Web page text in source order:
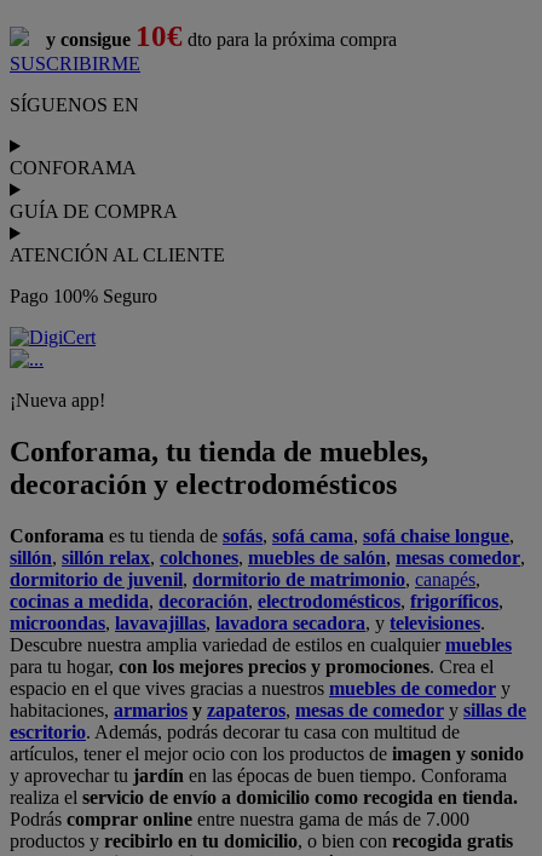
y consigue 10€ dto para la próxima compra
SUSCRIBIRME
SÍGUENOS EN
CONFORAMA
GUÍA DE COMPRA
ATENCIÓN AL CLIENTE
Pago 100% Seguro
¡Nueva app!
Conforama, tu tienda de muebles,
decoración y electrodomésticos
Conforama es tu tienda de sofás, sofá cama, sofá chaise longue,
sillón, sillón relax, colchones, muebles de salón, mesas comedor,
dormitorio de juvenil, dormitorio de matrimonio, canapés,
cocinas a medida, decoración, electrodomésticos, frigoríficos,
microondas, lavavajillas, lavadora secadora, y televisiones.
Descubre nuestra amplia variedad de estilos en cualquiermuebles
para tu hogar, con los mejores precios y promociones. Crea el
espacio en el que vives gracias a nuestros muebles de comedor y
habitaciones, armarios y zapateros, mesas de comedor y sillas de
escritorio. Además, podrás decorar tu casa con multitud de
artículos, tener el mejor ocio con los productos de imagen y sonido
y aprovechar tu jardín en las épocas de buen tiempo. Conforama
realiza el servicio de envío a domicilio como recogida en tienda.
Podrás comprar online entre nuestra gama de más de 7.000
productos y recibirlo en tu domicilio, o bien con recogida gratis